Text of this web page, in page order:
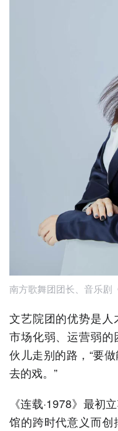
南方歌舞团团长、音乐剧
文艺院团的优势是
市场化弱、运营弱
伙儿走别的路，“要
去的戏。”
《连载·1978》最初
馆的跨时代意义而